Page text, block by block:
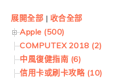
展開全部 | 收合全部
Apple (500)
COMPUTEX 2018 (2)
中風復健指南 (6)
信用卡或刷卡攻略 (10)